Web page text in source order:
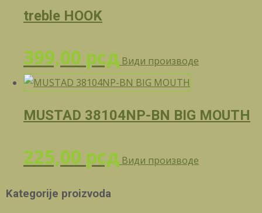
treble HOOK
399,00 рсд Види производе
MUSTAD 38104NP-BN BIG MOUTH
225,00 рсд Види производе
Kategorije proizvoda